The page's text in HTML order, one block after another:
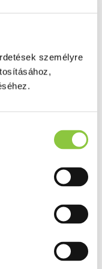
személyre